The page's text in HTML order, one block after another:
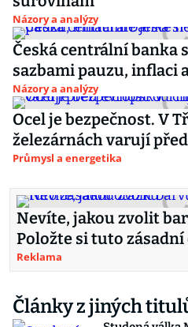
Názory a analýzy
Česká centrální banka
sazbami pauzu, inflaci
Názory a analýzy
Ocel je bezpečnost. V
železárnách varují
Průmysl a energetika
Nevíte, jakou zvolit
Položte si tuto
Reklama
Články z jiných